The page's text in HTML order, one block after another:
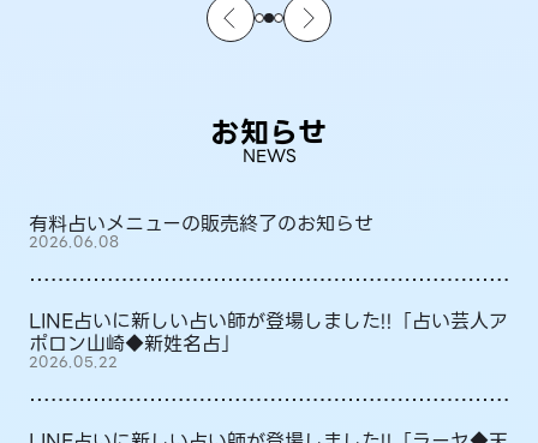
お知らせ
NEWS
有料占いメニューの販売終了のお知らせ
2026.06.08
LINE占いに新しい占い師が登場しました!!「占い芸人ア
ポロン山崎◆新姓名占」
2026.05.22